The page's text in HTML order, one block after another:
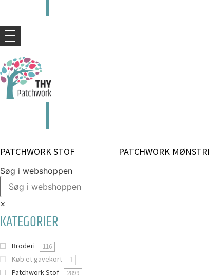
PATCHWORK STOF PATCHWORK
Søg i webshoppen
×
KATEGORIER
Broderi 116
Køb et gavekort 1
Patchwork Stof 2899